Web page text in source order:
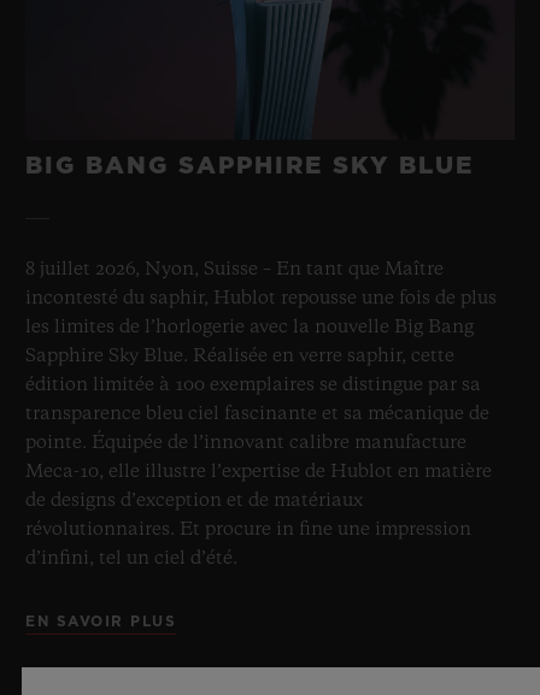
BIG BANG SAPPHIRE SKY BLUE
8 juillet 2026, Nyon, Suisse – En tant que Maître
incontesté du saphir, Hublot repousse une fois de plus
les limites de l’horlogerie avec la nouvelle Big Bang
Sapphire Sky Blue. Réalisée en verre saphir, cette
édition limitée à 100 exemplaires se distingue par sa
transparence bleu ciel fascinante et sa mécanique de
pointe. Équipée de l’innovant calibre manufacture
Meca-10, elle illustre l’expertise de Hublot en matière
de designs d’exception et de matériaux
révolutionnaires. Et procure in fine une impression
d’infini, tel un ciel d’été.
EN SAVOIR PLUS